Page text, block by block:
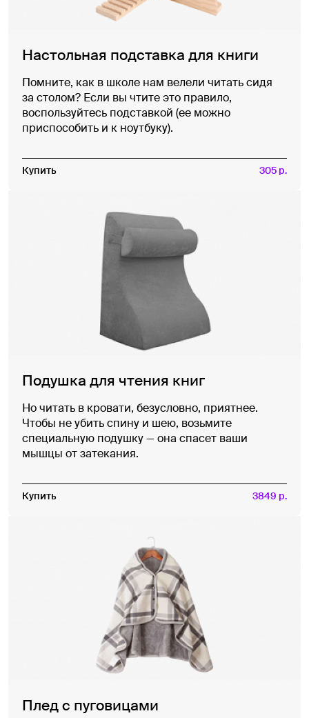
Настольная подставка для книги
Помните, как в школе нам велели читать сидя
за столом? Если вы чтите это правило,
воспользуйтесь подставкой (ее можно
приспособить и к ноутбуку).
Купить 305 р.
Подушка для чтения книг
Но читать в кровати, безусловно, приятнее.
Чтобы не убить спину и шею, возьмите
специальную подушку — она спасет ваши
мышцы от затекания.
Купить 3849 р.
Плед с пуговицами